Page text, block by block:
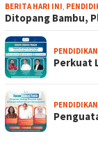
BERITA HARI INI,
Ditopang Bambu,
PENDIDIKAN
Perkuat
PENDIDIKAN